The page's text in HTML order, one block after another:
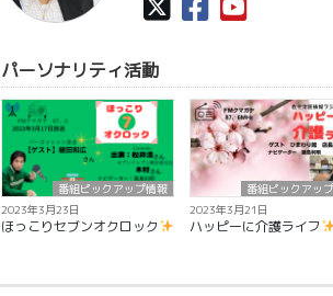
パーソナリティ活動
番組ピックアップ情報
2023年3月23日
ほっこりセブンオクロック
番組ピックアッ
2023年3月21日
ハッピーに介護ライフ